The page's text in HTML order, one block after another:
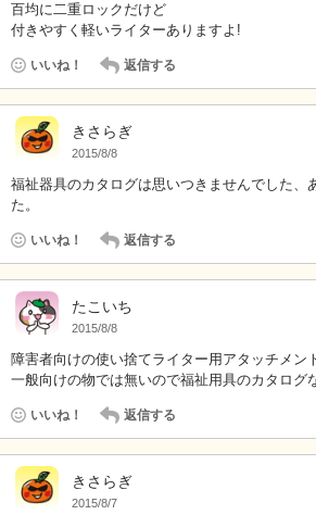
百均に二重ロックだけど
付きやすく軽いライターありますよ!
いいね！ 返信する
きさらぎ
2015/8/8
福祉器具のカタログは思いつきませんでした、
た。
いいね！ 返信する
たこいち
2015/8/8
障害者向けの使い捨てライター用アタッチメン
一般向けの物では無いので福祉用具のカタログ
いいね！ 返信する
きさらぎ
2015/8/7